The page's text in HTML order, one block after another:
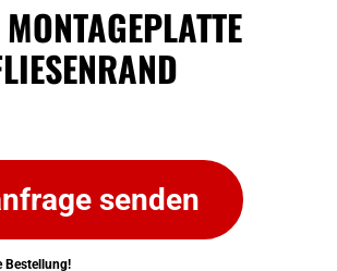
senden
Bestellung!